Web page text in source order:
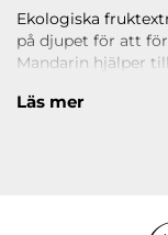
Ekologiska
på djupet för att
Mandarin hjälper
och näring för en
Läs mer